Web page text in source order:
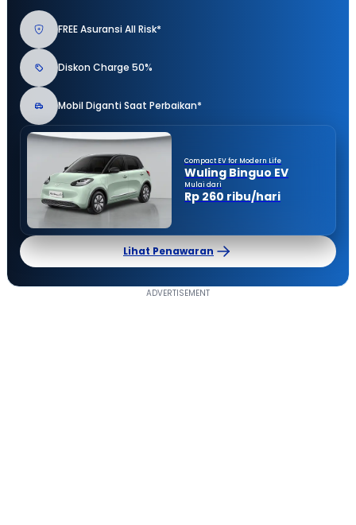
FREE Asuransi All Risk*
Diskon Charge 50%
Mobil Diganti Saat Perbaikan*
Compact EV for Modern Life
Wuling Binguo EV
Mulai dari
Rp 260 ribu/hari
Lihat Penawaran